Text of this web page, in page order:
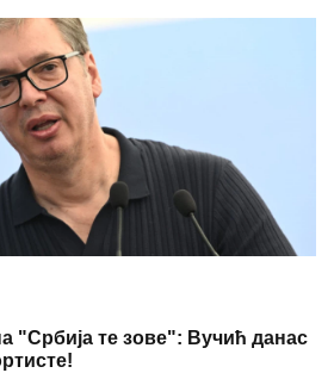
"Србија те зове": Вучић данас